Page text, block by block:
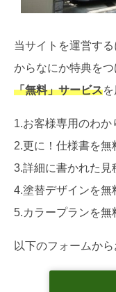
当サイトを運営す
からなにか特典を
「無料」サービス
1.お客様専用のわ
2.更に！仕様書を無
3.詳細に書かれた見
4.塗替デザインを無
5.カラープランを無
以下のフォームか